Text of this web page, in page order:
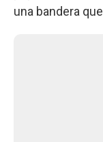
una bandera